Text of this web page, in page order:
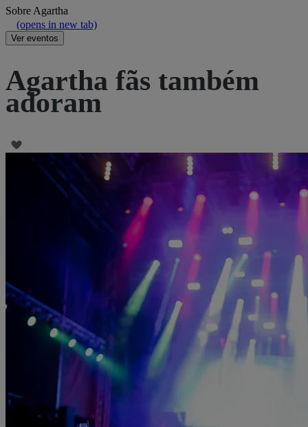
Sobre Agartha
(opens in new tab)
Ver eventos
Agartha fãs também
adoram